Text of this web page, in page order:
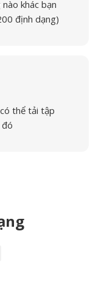
khác bạn
định dạng)
thể tải tập